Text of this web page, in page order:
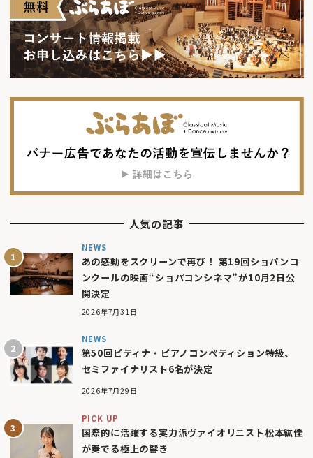
人気の記事
NEWS
あの感動をスクリーンで再び！ 第19回ショパンコ
ンクールの映画“ショパコンシネマ”が10月2日公
開決定
2026年7月31日
NEWS
第50回ピティナ・ピアノコンペティション特級、
セミファイナリスト6名が決定
2026年7月29日
PICK UP
国際的に活躍する実力派ヴァイオリニスト松本紘佳
が奏でる極上の響き